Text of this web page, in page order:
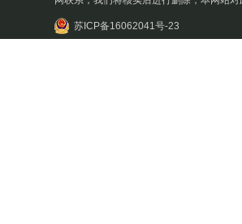
苏ICP备16062041号-23